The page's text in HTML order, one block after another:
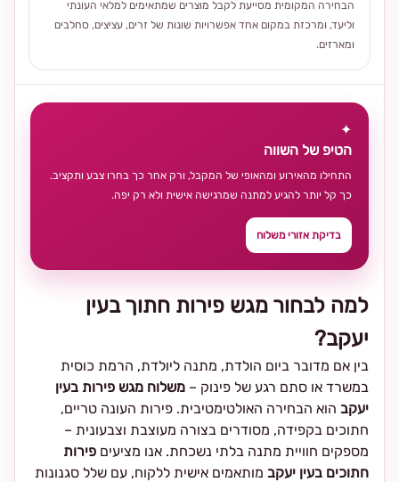
הבחירה המקומית מסייעת לקבל מוצרים שמתאימים למלאי העונתי
וליעד, ומרכזת במקום אחד אפשרויות שונות של זרים, עציצים, סחלבים
ומארזים.
למה לבחור מגש פירות חתוך בעין
יעקב?
בין אם מדובר ביום הולדת, מתנה ליולדת, הרמת כוסית
במשרד או סתם רגע של פינוק – משלוח מגש פירות בעין
יעקב הוא הבחירה האולטימטיבית. פירות העונה טריים,
חתוכים בקפידה, מסודרים בצורה מעוצבת וצבעונית –
מספקים חוויית מתנה בלתי נשכחת. אנו מציעים פירות
חתוכים בעין יעקב מותאמים אישית ללקוח, עם שלל סגנונות
✦
הטיפ של השווה
התחילו מהאירוע ומהאופי של המקבל, ורק אחר כך בחרו צבע ותקציב.
כך קל יותר להגיע למתנה שמרגישה אישית ולא רק יפה.
בדיקת אזורי משלוח